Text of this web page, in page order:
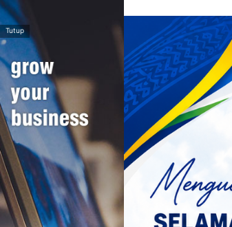
>
Tutup